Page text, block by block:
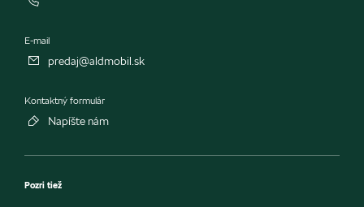
E-mail
predaj@aldmobil.sk
Kontaktný formulár
Napíšte nám
Pozri tiež